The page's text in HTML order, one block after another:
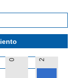
0 2